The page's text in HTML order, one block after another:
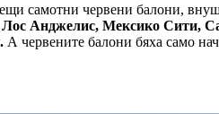
самотни червени балони,
Лос Анджелис, Мексико Сити,
А червените балони бяха само